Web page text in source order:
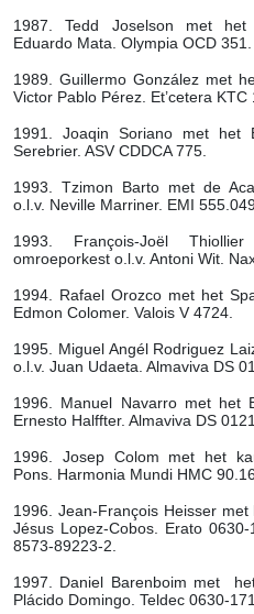
1987. Tedd Joselson met het
Eduardo Mata. Olympia OCD 351.
1989. Guillermo González met
Victor Pablo Pérez. Et’cetera KTC
1991. Joaqin Soriano met het
Serebrier. ASV CDDCA 775.
1993. Tzimon Barto met de
o.l.v. Neville Marriner. EMI
1993. François-Joël
omroeporkest o.l.v. Antoni Wit.
1994. Rafael Orozco met het
Edmon Colomer. Valois V 4724.
1995. Miguel Angél Rodriguez
o.l.v. Juan Udaeta. Almaviva DS
1996. Manuel Navarro met het
Ernesto Halffter. Almaviva DS 0121
1996. Josep Colom met het
Pons. Harmonia Mundi HMC
1996. Jean-François Heisser
Jésus Lopez-Cobos. Erato
8573-89223-2.
1997. Daniel Barenboim met
Plácido Domingo. Teldec 0630-